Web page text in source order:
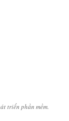
triển phần mềm.